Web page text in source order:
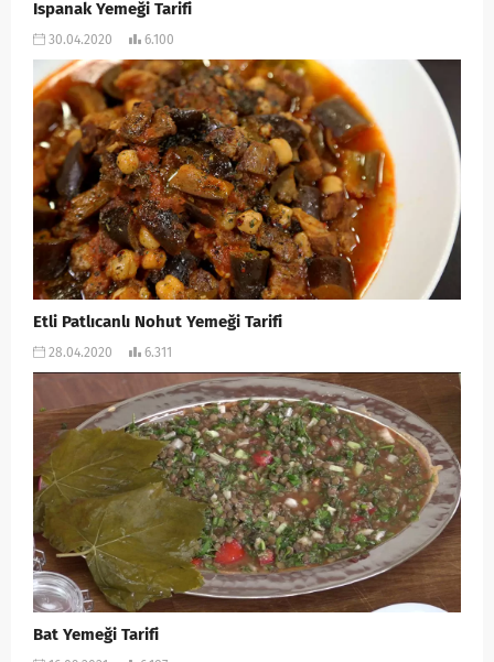
Ispanak Yemeği Tarifi
30.04.2020 6.100
Etli Patlıcanlı Nohut Yemeği Tarifi
28.04.2020 6.311
Bat Yemeği Tarifi